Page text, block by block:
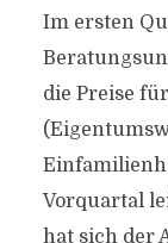
Im ersten
die Preise
Vorquartal
hat sich der